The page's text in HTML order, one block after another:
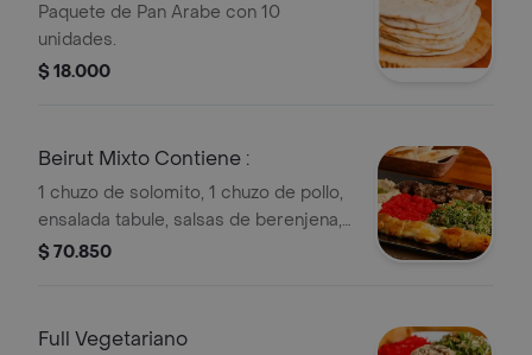
Paquete de Pan Arabe con 10
unidades.
$ 18.000
Beirut Mixto Contiene :
1 chuzo de solomito, 1 chuzo de pollo,
ensalada tabule, salsas de berenjena,
garbanzo, pimentón y pan árabe.
$ 70.850
Full Vegetariano